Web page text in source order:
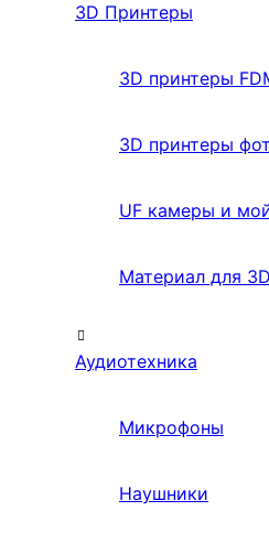
3D Принтеры
3D принтеры
3D принтеры
UF камеры и
Материал для
Аудиотехника
Микрофоны
Наушники